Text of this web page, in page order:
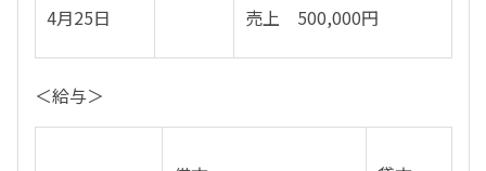
4月25日 売上 500,000円
＜給与＞